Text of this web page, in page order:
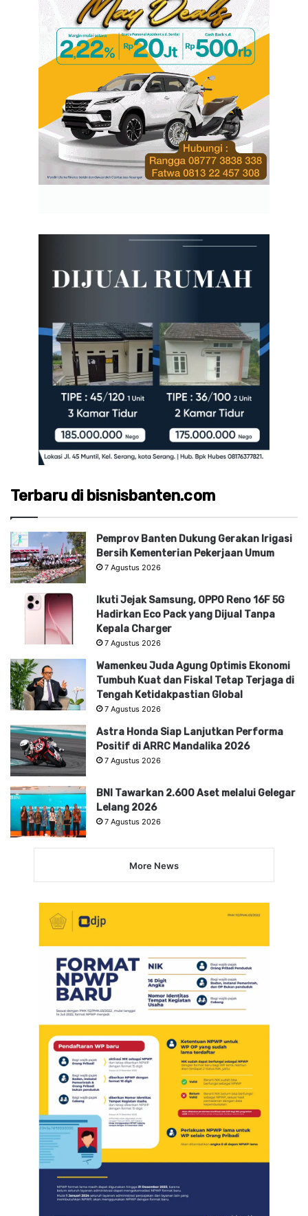
Terbaru di bisnisbanten.com
Pemprov Banten Dukung Gerakan Irigasi
Bersih Kementerian Pekerjaan Umum
7 Agustus 2026
Ikuti Jejak Samsung, OPPO Reno 16F 5G
Hadirkan Eco Pack yang Dijual Tanpa
Kepala Charger
7 Agustus 2026
Wamenkeu Juda Agung Optimis Ekonomi
Tumbuh Kuat dan Fiskal Tetap Terjaga di
Tengah Ketidakpastian Global
7 Agustus 2026
Astra Honda Siap Lanjutkan Performa
Positif di ARRC Mandalika 2026
7 Agustus 2026
BNI Tawarkan 2.600 Aset melalui Gelegar
Lelang 2026
7 Agustus 2026
More News